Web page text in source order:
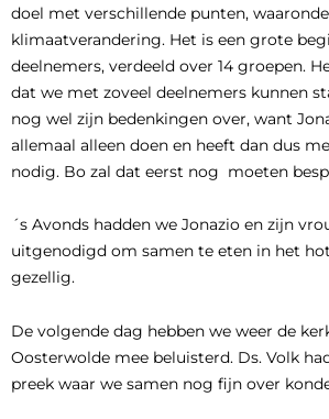
doel met verschillende punten,
klimaatverandering. Het is een grote
deelnemers, verdeeld over 14 groepen.
dat we met zoveel deelnemers kunnen
nog wel zijn bedenkingen over, want
allemaal alleen doen en heeft dan dus
nodig. Bo zal dat eerst nog moeten
´s Avonds hadden we Jonazio en zijn
uitgenodigd om samen te eten in het
gezellig.
De volgende dag hebben we weer de
Oosterwolde mee beluisterd. Ds. Volk
preek waar we samen nog fijn over